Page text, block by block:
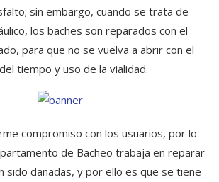
sin embargo, cuando se trata de
los baches son reparados con el
para que no se vuelva a abrir con el
tiempo y uso de la vialidad.
compromiso con los usuarios, por lo
de Bacheo trabaja en reparar
sido dañadas, y por ello es que se tiene